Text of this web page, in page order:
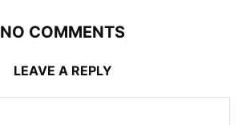
NO COMMENTS
LEAVE A REPLY